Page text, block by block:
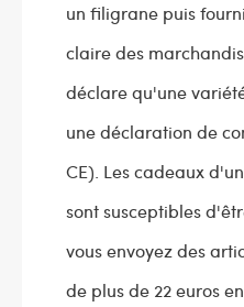
un filigrane puis
claire des
déclare qu'une
une déclaration de
CE). Les cadeaux
sont susceptibles
vous envoyez des
de plus de 22 euros